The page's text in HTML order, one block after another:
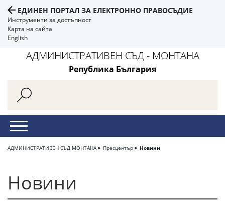
ЕДИНЕН ПОРТАЛ ЗА ЕЛЕКТРОННО ПРАВОСЪДИЕ
Инструменти за достъпност
Карта на сайта
English
АДМИНИСТРАТИВЕН СЪД - МОНТАНА
Република България
АДМИНИСТРАТИВЕН СЪД МОНТАНА Пресцентър Новини
Новини